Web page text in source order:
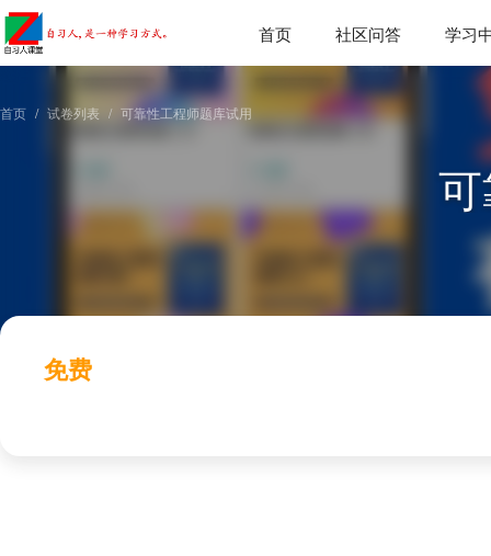
首页 社区问答 学习
首页 试卷列表 可靠性工程师题库试用
免费